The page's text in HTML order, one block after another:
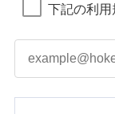
下記の利